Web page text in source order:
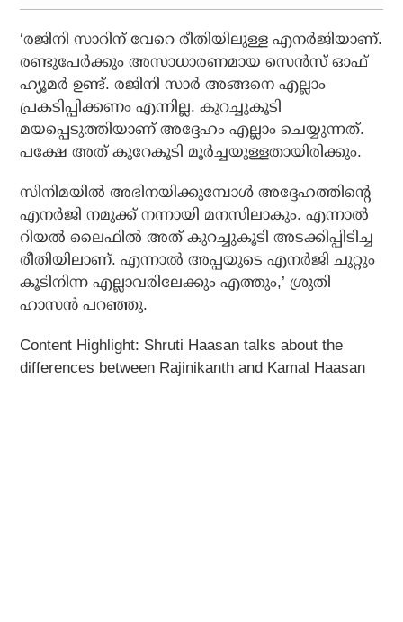
‘രജിനി സാറിന് വേറെ രീതിയിലുള്ള എനർജിയാണ്.
രണ്ടുപേർക്കും അസാധാരണമായ സെൻസ് ഓഫ്
ഹ്യൂമർ ഉണ്ട്. രജിനി സാർ അങ്ങനെ എല്ലാം
പ്രകടിപ്പിക്കണം എന്നില്ല. കുറച്ചുകൂടി
മയപ്പെടുത്തിയാണ് അദ്ദേഹം എല്ലാം ചെയ്യുന്നത്.
പക്ഷേ അത് കുറേകൂടി മൂർച്ചയുള്ളതായിരിക്കും.
സിനിമയിൽ അഭിനയിക്കുമ്പോൾ അദ്ദേഹത്തിന്റെ
എനർജി നമുക്ക് നന്നായി മനസിലാകും. എന്നാൽ
റിയൽ ലൈഫിൽ അത് കുറച്ചുകൂടി അടക്കിപ്പിടിച്ച
രീതിയിലാണ്. എന്നാൽ അപ്പയുടെ എനർജി ചുറ്റും
കൂടിനിന്ന എല്ലാവരിലേക്കും എത്തും,’ ശ്രുതി
ഹാസൻ പറഞ്ഞു.
Content Highlight: Shruti Haasan talks about the
differences between Rajinikanth and Kamal Haasan